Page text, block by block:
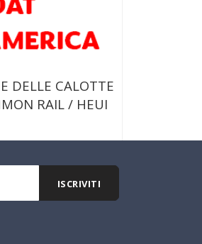
DELLE CALOTTE
RAIL / HEUI
Continua